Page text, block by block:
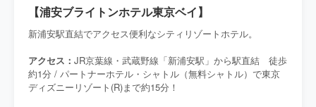
【浦安ブライトンホテル東京ベイ】
新浦安駅直結でアクセス便利なシティリゾートホテル。
アクセス： JR京葉線・武蔵野線「新浦安駅」から駅直結 徒歩
約1分 / パートナーホテル・シャトル（無料シャトル）で東京
ディズニーリゾート(R)まで約15分！